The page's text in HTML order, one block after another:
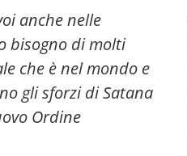
anche nelle
bisogno di molti
che è nel mondo e
gli sforzi di Satana
Ordine